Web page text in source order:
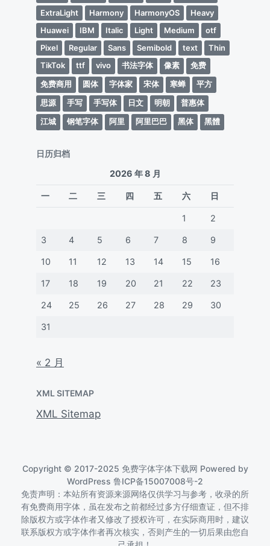
ExtraLight
Harmony HarmonyOS
Heavy
Huawei
IBM Italic Light Medium
otf
Pixel
Regular Sans Semibold text
Thin
TikTok
ttf vivo 书法字体 像素
免费
免费商用
圆体 字体家 宋体 寒蝉
平方
思源
手写 手写体 日文 明朝
普惠体
江城
钢笔字体 阿里 阿里巴巴 黑体 黑體
日历归档
2026 年 8 月
一 二 三 四 五 六 日
1 2
3 4 5 6 7 8 9
10 11 12 13 14 15 16
17 18 19 20 21 22 23
24 25 26 27 28 29 30
31
« 2 月
XML SITEMAP
XML Sitemap
Copyright © 2017-2025 免费字体字体下载网 Powered by
WordPress 鲁ICP备15007008号-2
免责声明：本站所有资源来源网络仅供学习与参考，收录的所
有免费商用字体，虽在发布之前都经过多方仔细查证，但不排
除版权方或字体作者又修改了授权许可，在实际商用时，建议
联系版权方或字体作者再次核实，否则产生的一切后果由您自